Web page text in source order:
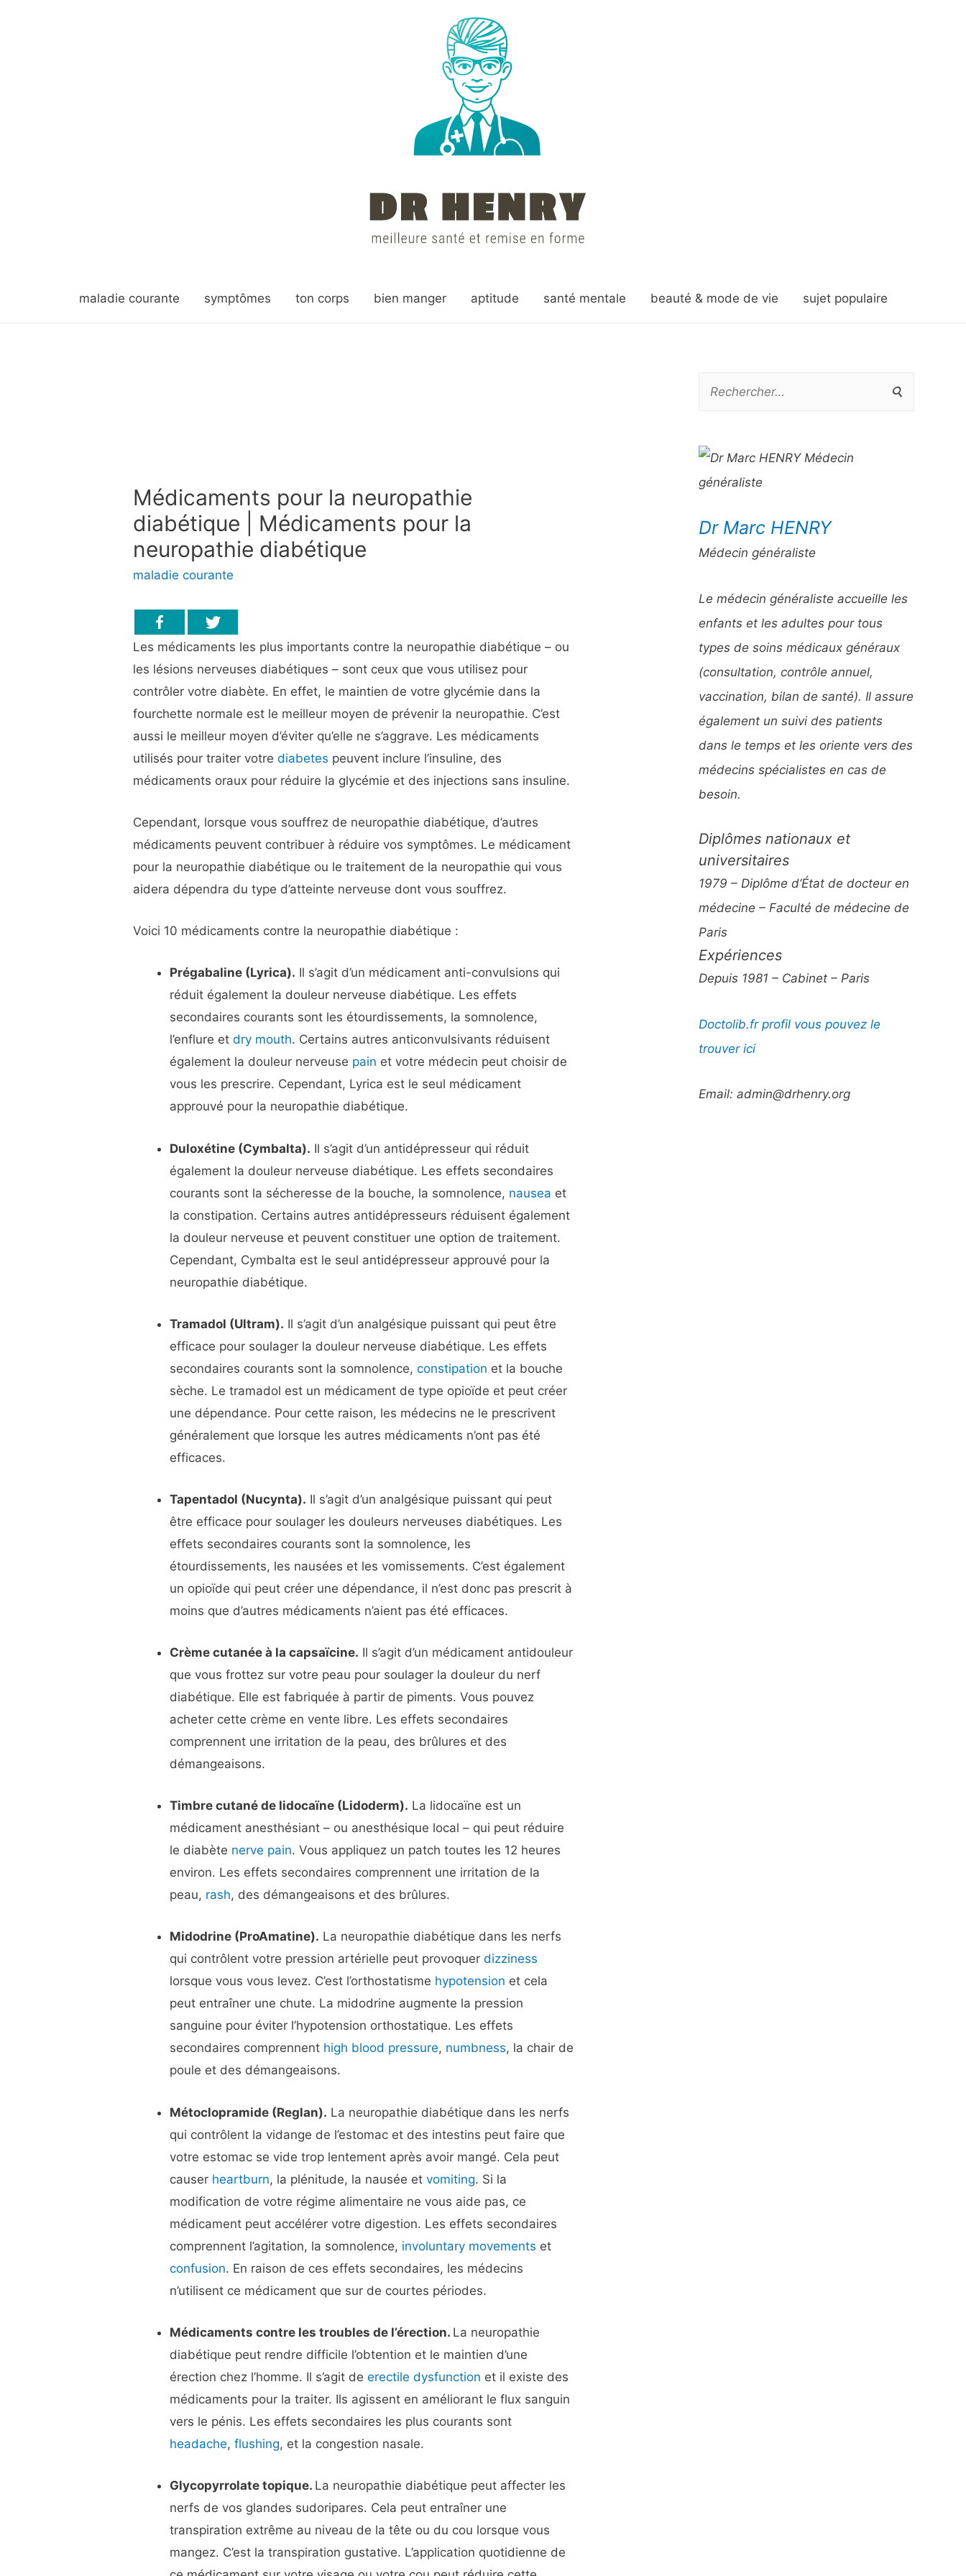
maladie courante symptômes ton corps bien manger aptitude santé mentale beauté & mode de vie sujet populaire
Médicaments pour la neuropathie
diabétique | Médicaments pour la
neuropathie diabétique
maladie courante
Les médicaments les plus importants contre la neuropathie diabétique – ou
les lésions nerveuses diabétiques – sont ceux que vous utilisez pour
contrôler votre diabète. En effet, le maintien de votre glycémie dans la
fourchette normale est le meilleur moyen de prévenir la neuropathie. C’est
aussi le meilleur moyen d’éviter qu’elle ne s’aggrave. Les médicaments
utilisés pour traiter votrediabetes peuvent inclure l’insuline, des
médicaments oraux pour réduire la glycémie et des injections sans insuline.
Cependant, lorsque vous souffrez de neuropathie diabétique, d’autres
médicaments peuvent contribuer à réduire vos symptômes. Le médicament
pour la neuropathie diabétique ou le traitement de la neuropathie qui vous
aidera dépendra du type d’atteinte nerveuse dont vous souffrez.
Voici 10 médicaments contre la neuropathie diabétique :
Prégabaline (Lyrica). Il s’agit d’un médicament anti-convulsions qui
réduit également la douleur nerveuse diabétique. Les effets
secondaires courants sont les étourdissements, la somnolence,
l’enflure etdry mouth. Certains autres anticonvulsivants réduisent
également la douleur nerveuse pain et votre médecin peut choisir de
vous les prescrire. Cependant, Lyrica est le seul médicament
approuvé pour la neuropathie diabétique.
Duloxétine (Cymbalta). Il s’agit d’un antidépresseur qui réduit
également la douleur nerveuse diabétique. Les effets secondaires
courants sont la sécheresse de la bouche, la somnolence, nausea et
la constipation. Certains autres antidépresseurs réduisent également
la douleur nerveuse et peuvent constituer une option de traitement.
Cependant, Cymbalta est le seul antidépresseur approuvé pour la
neuropathie diabétique.
Tramadol (Ultram). Il s’agit d’un analgésique puissant qui peut être
efficace pour soulager la douleur nerveuse diabétique. Les effets
secondaires courants sont la somnolence,constipation et la bouche
sèche. Le tramadol est un médicament de type opioïde et peut créer
une dépendance. Pour cette raison, les médecins ne le prescrivent
généralement que lorsque les autres médicaments n’ont pas été
efficaces.
Tapentadol (Nucynta). Il s’agit d’un analgésique puissant qui peut
être efficace pour soulager les douleurs nerveuses diabétiques. Les
effets secondaires courants sont la somnolence, les
étourdissements, les nausées et les vomissements. C’est également
un opioïde qui peut créer une dépendance, il n’est donc pas prescrit à
moins que d’autres médicaments n’aient pas été efficaces.
Crème cutanée à la capsaïcine. Il s’agit d’un médicament antidouleur
que vous frottez sur votre peau pour soulager la douleur du nerf
diabétique. Elle est fabriquée à partir de piments. Vous pouvez
acheter cette crème en vente libre. Les effets secondaires
comprennent une irritation de la peau, des brûlures et des
démangeaisons.
Timbre cutané de lidocaïne (Lidoderm). La lidocaïne est un
médicament anesthésiant – ou anesthésique local – qui peut réduire
le diabète nerve pain. Vous appliquez un patch toutes les 12 heures
environ. Les effets secondaires comprennent une irritation de la
peau, rash, des démangeaisons et des brûlures.
Midodrine (ProAmatine). La neuropathie diabétique dans les nerfs
qui contrôlent votre pression artérielle peut provoquerdizziness
lorsque vous vous levez. C’est l’orthostatisme hypotension et cela
peut entraîner une chute. La midodrine augmente la pression
sanguine pour éviter l’hypotension orthostatique. Les effets
secondaires comprennent high blood pressure, numbness, la chair de
poule et des démangeaisons.
Métoclopramide (Reglan). La neuropathie diabétique dans les nerfs
qui contrôlent la vidange de l’estomac et des intestins peut faire que
votre estomac se vide trop lentement après avoir mangé. Cela peut
causer heartburn, la plénitude, la nausée etvomiting. Si la
modification de votre régime alimentaire ne vous aide pas, ce
médicament peut accélérer votre digestion. Les effets secondaires
comprennent l’agitation, la somnolence, involuntary movements et
confusion. En raison de ces effets secondaires, les médecins
n’utilisent ce médicament que sur de courtes périodes.
Médicaments contre les troubles de l’érection. La neuropathie
diabétique peut rendre difficile l’obtention et le maintien d’une
érection chez l’homme. Il s’agit deerectile dysfunction et il existe des
médicaments pour la traiter. Ils agissent en améliorant le flux sanguin
vers le pénis. Les effets secondaires les plus courants sont
headache,flushing, et la congestion nasale.
Glycopyrrolate topique. La neuropathie diabétique peut affecter les
nerfs de vos glandes sudoripares. Cela peut entraîner une
transpiration extrême au niveau de la tête ou du cou lorsque vous
mangez. C’est la transpiration gustative. L’application quotidienne de
h
e
c
h
r
:
Dr Marc HENRY
Médecin généraliste
Le médecin généraliste accueille les
enfants et les adultes pour tous
types de soins médicaux généraux
(consultation, contrôle annuel,
vaccination, bilan de santé). Il assure
également un suivi des patients
dans le temps et les oriente vers des
médecins spécialistes en cas de
besoin.
Diplômes nationaux et
universitaires
1979 – Diplôme d’État de docteur en
médecine – Faculté de médecine de
Paris
Expériences
Depuis 1981 – Cabinet – Paris
Doctolib.fr profil vous pouvez le
trouver ici
Email: admin@drhenry.org